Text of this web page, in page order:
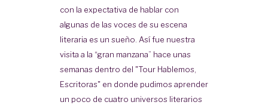
con la expectativa de hablar con
algunas de las voces de su escena
literaria es un sueño. Así fue nuestra
visita a la “gran manzana” hace unas
semanas dentro del "Tour Hablemos,
Escritoras" en donde pudimos aprender
un poco de cuatro universos literarios